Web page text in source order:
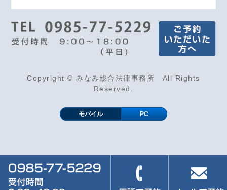
Copyright © みなみ総合法律事務所 All Rights
Reserved.
モバイル PC